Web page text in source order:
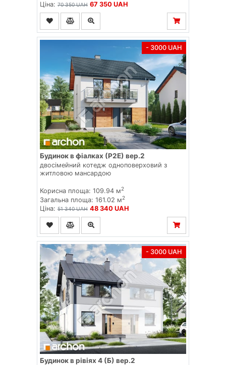
Ціна: 70 350 UAH 67 350 UAH
- 3000 UAH
Будинок в фіалках (Р2Е) вер.2
двосімейний котедж одноповерховий з
житловою мансардою
Корисна площа: 109.94 м2
Загальна площа: 161.02 м2
Ціна: 51 340 UAH 48 340 UAH
- 3000 UAH
Будинок в рівіях 4 (Б) вер.2